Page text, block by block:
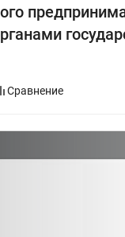
Сравнение